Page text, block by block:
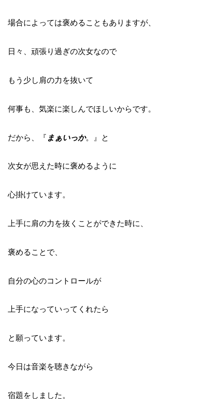
場合によっては褒めることもありますが、
日々、頑張り過ぎの次女なので
もう少し肩の力を抜いて
何事も、気楽に楽しんでほしいからです。
だから、『 まぁいっか。』と
次女が思えた時に褒めるように
心掛けています。
上手に肩の力を抜くことができた時に、
褒めることで、
自分の心のコントロールが
上手になっていってくれたら
と願っています。
今日は音楽を聴きながら
宿題をしました。